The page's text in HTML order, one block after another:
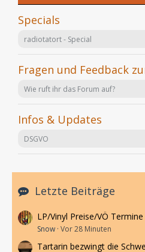
Specials
radiotatort - Special
Fragen und Feedback
Wie ruft ihr das Forum auf?
Infos & Updates
DSGVO
Letzte Beiträge
LP/Vinyl Preise/VÖ Termine
Snow Vor 28 Minuten
Tartarin bezwingt die